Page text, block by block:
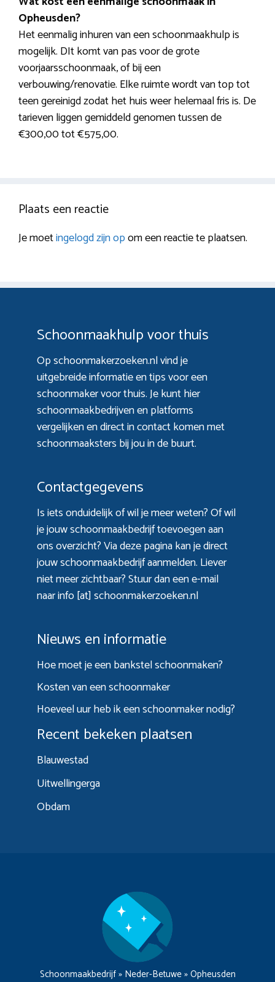
Opheusden?
Het eenmalig inhuren van een schoonmaakhulp is
mogelijk. DIt komt van pas voor de grote
voorjaarsschoonmaak, of bij een
verbouwing/renovatie. Elke ruimte wordt van top tot
teen gereinigd zodat het huis weer helemaal fris is. De
tarieven liggen gemiddeld genomen tussen de
€300,00 tot €575,00.
Plaats een reactie
Je moetingelogd zijn opom een reactie te plaatsen.
Schoonmaakhulp voor thuis
Op schoonmakerzoeken.nl vind je
uitgebreide informatie en tips voor een
schoonmaker voor thuis. Je kunt hier
schoonmaakbedrijven en platforms
vergelijken en direct in contact komen met
schoonmaaksters bij jou in de buurt.
Contactgegevens
Is iets onduidelijk of wil je meer weten? Of wil
je jouw schoonmaakbedrijf toevoegen aan
ons overzicht? Viadeze paginakan je direct
jouw schoonmaakbedrijf aanmelden. Liever
niet meer zichtbaar? Stuur dan een e-mail
naar info [at] schoonmakerzoeken.nl
Nieuws en informatie
Hoe moet je een bankstel schoonmaken?
Kosten van een schoonmaker
Hoeveel uur heb ik een schoonmaker nodig?
Recent bekeken plaatsen
Blauwestad
Uitwellingerga
Obdam
Schoonmaakbedrijf» Neder-Betuwe»Opheusden